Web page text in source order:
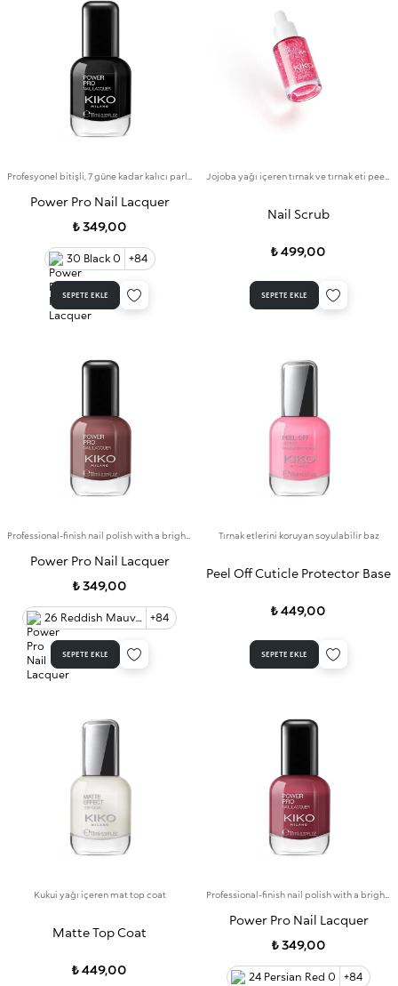
Power Pro Nail Lacquer
₺ 349,00
30 Black 0 +84
SEPETE EKLE
Nail Scrub
₺ 499,00
SEPETE EKLE
Power Pro Nail Lacquer
₺ 349,00
26 Reddish Mauve 0 +84
SEPETE EKLE
Tırnak etlerini koruyan soyulabilir baz
Peel Off Cuticle Protector Base
₺ 449,00
SEPETE EKLE
Kukui yağı içeren mat top coat
Matte Top Coat
₺ 449,00
Power Pro Nail Lacquer
₺ 349,00
24 Persian Red 0 +84